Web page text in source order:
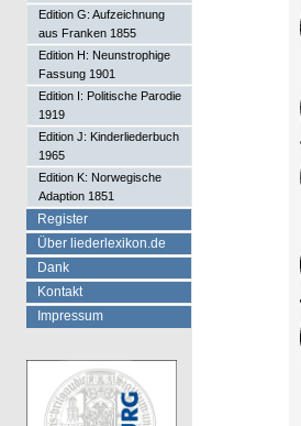
Edition G: Aufzeichnung
aus Franken 1855
Edition H: Neunstrophige
Fassung 1901
Edition I: Politische Parodie
1919
Edition J: Kinderliederbuch
1965
Edition K: Norwegische
Adaption 1851
Register
Über liederlexikon.de
Dank
Kontakt
Impressum